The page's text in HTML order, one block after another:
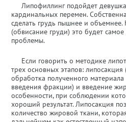
Липофиллинг подойдет
кардинальных перемен.
сделать грудь пышнее и объемнее.
(обвисание груди) это будет
проблемы.
Если говорить о методике
трех основных этапов:
обработка полученного
введения фракции) и введение
особенности, при соблюдении
хороший результат. Липосакция
количество жировой ткани,